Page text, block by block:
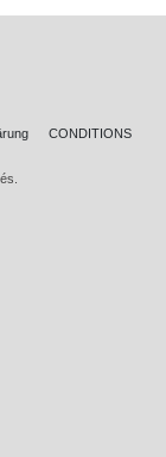
CONDITIONS